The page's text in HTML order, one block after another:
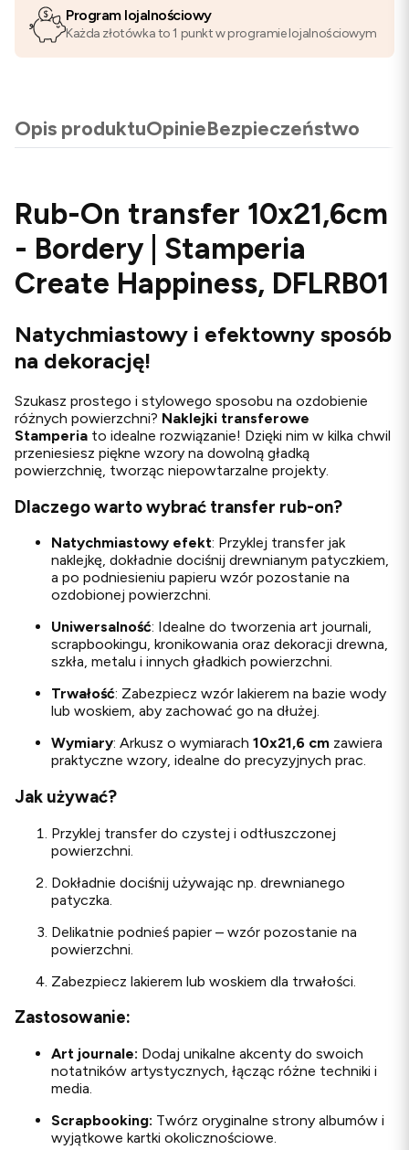
Program lojalnościowy
Każda złotówka to 1 punkt w programie lojalnościowym
Opis produktuOpinieBezpieczeństwo
Rub-On transfer 10x21,6cm
- Bordery | Stamperia
Create Happiness, DFLRB01
Natychmiastowy i efektowny sposób
na dekorację!
Szukasz prostego i stylowego sposobu na ozdobienie
różnych powierzchni? Naklejki transferowe
Stamperia to idealne rozwiązanie! Dzięki nim w kilka chwil
przeniesiesz piękne wzory na dowolną gładką
powierzchnię, tworząc niepowtarzalne projekty.
Dlaczego warto wybrać transfer rub-on?
Natychmiastowy efekt: Przyklej transfer jak
naklejkę, dokładnie dociśnij drewnianym patyczkiem,
a po podniesieniu papieru wzór pozostanie na
ozdobionej powierzchni.
Uniwersalność: Idealne do tworzenia art journali,
scrapbookingu, kronikowania oraz dekoracji drewna,
szkła, metalu i innych gładkich powierzchni.
Trwałość: Zabezpiecz wzór lakierem na bazie wody
lub woskiem, aby zachować go na dłużej.
Wymiary: Arkusz o wymiarach 10x21,6 cm zawiera
praktyczne wzory, idealne do precyzyjnych prac.
Jak używać?
Przyklej transfer do czystej i odtłuszczonej
powierzchni.
Dokładnie dociśnij używając np. drewnianego
patyczka.
Delikatnie podnieś papier – wzór pozostanie na
powierzchni.
Zabezpiecz lakierem lub woskiem dla trwałości.
Zastosowanie:
Art journale: Dodaj unikalne akcenty do swoich
notatników artystycznych, łącząc różne techniki i
media.
Scrapbooking: Twórz oryginalne strony albumów i
wyjątkowe kartki okolicznościowe.